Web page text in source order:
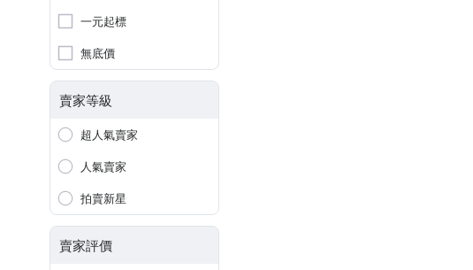
一元起標
無底價
賣家等級
超人氣賣家
人氣賣家
拍賣新星
賣家評價